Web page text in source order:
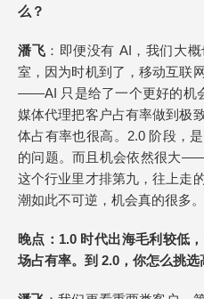
么？
潘飞 ：即便没有 AI，我们大
室，因为时机到了，移动互联
——AI 只是给了一个更好的机
媒体代理把客户占有率做到极
体占有率也很高。2.0 阶段，
的问题。而且机会依然很大
这个行业里才排第九，往上走
潮如此不可逆，机会真的很多。
晚点 ：1.0 时代出海毛利较低
场占有率。到 2.0，你怎么挑选